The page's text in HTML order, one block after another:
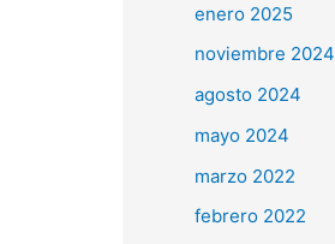
enero 2025
noviembre 2024
agosto 2024
mayo 2024
marzo 2022
febrero 2022